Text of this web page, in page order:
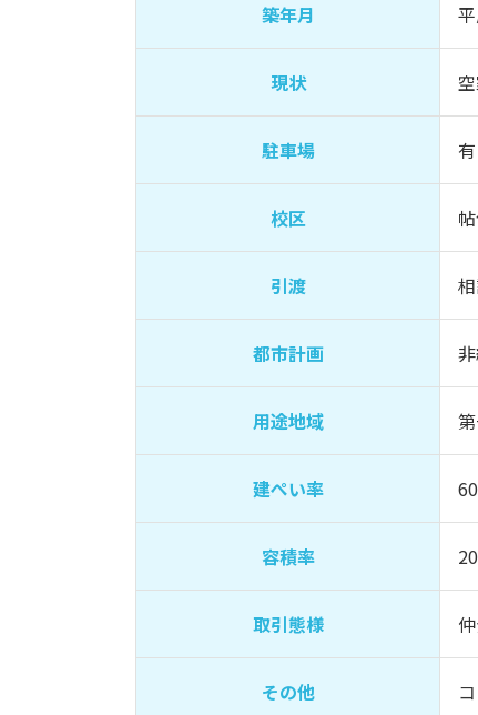
築年月
現状
駐車場
校区
引渡
都市計画
用途地域
建ぺい率
容積率
取引態様
その他